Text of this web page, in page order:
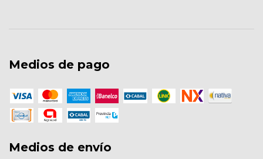
Medios de pago
Medios de envío